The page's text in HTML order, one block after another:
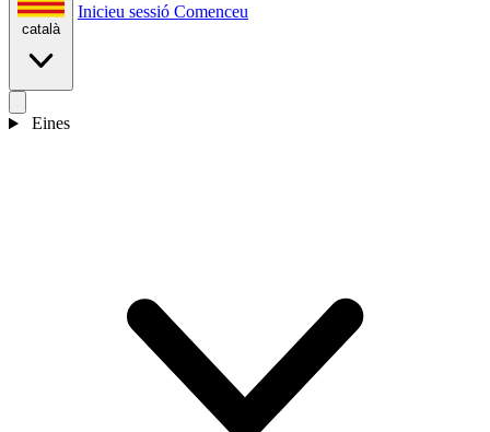
català
Inicieu sessió Comenceu
Eines